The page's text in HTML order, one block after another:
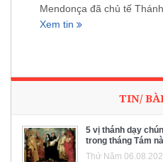
Mendonça đã chủ tế
Xem tin
TIN/
5 vị thánh dạy
trong tháng Tám
Thứ Năm